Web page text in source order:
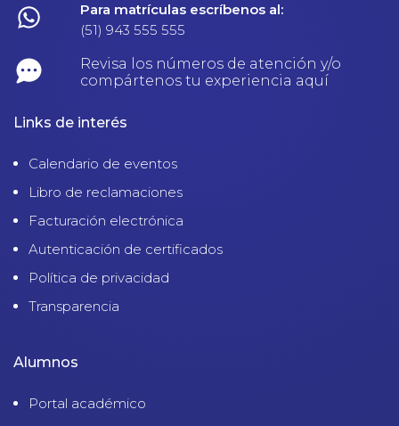
Para matrículas escríbenos al:
(51) 943 555 555
Revisa los números de atención y/o
compártenos tu experiencia aquí
Links de interés
Calendario de eventos
Libro de reclamaciones
Facturación electrónica
Autenticación de certificados
Política de privacidad
Transparencia
Alumnos
Portal académico